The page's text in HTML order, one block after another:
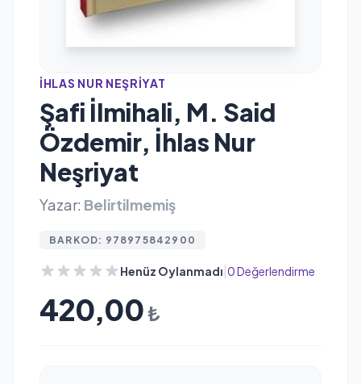
İHLAS NUR NEŞRIYAT
Şafi İlmihali, M. Said
Özdemir, İhlas Nur
Neşriyat
Yazar: Belirtilmemiş
BARKOD: 978975842900
Henüz Oylanmadı 0 Değerlendirme
420,00 ₺